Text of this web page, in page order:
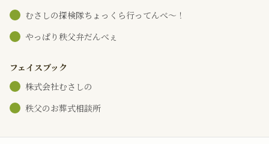
むさしの探検隊ちょっくら行ってんべ～！
やっぱり秩父弁だんべぇ
フェイスブック
株式会社むさしの
秩父のお葬式相談所